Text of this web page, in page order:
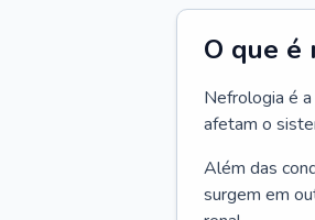
O que é
Nefrologia é
afetam o
Além das
surgem em